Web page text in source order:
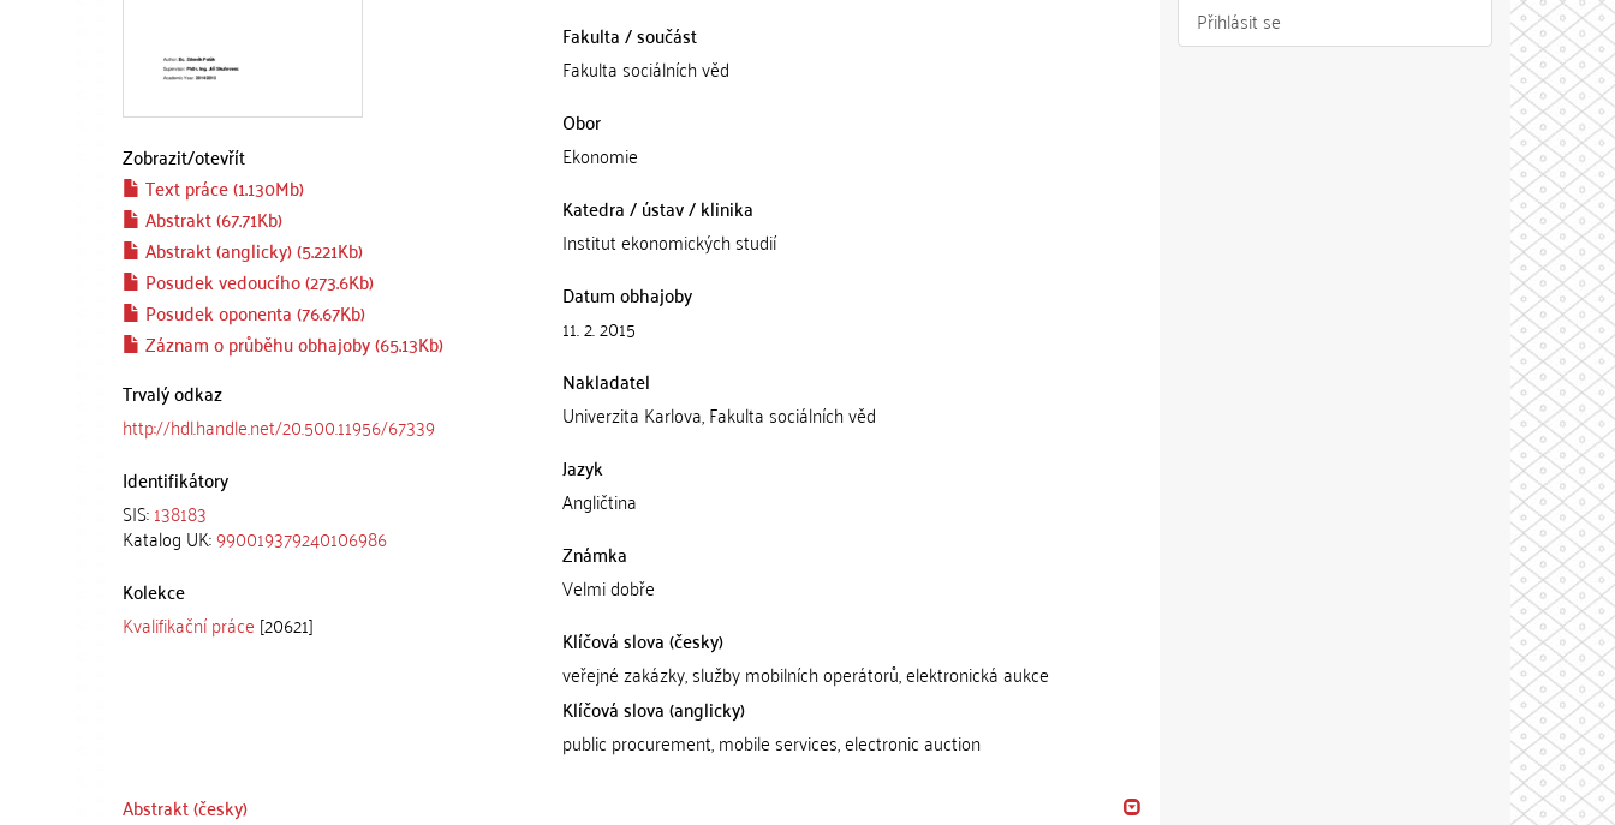
Zobrazit/otevřít
Text práce (1.130Mb)
Abstrakt (67.71Kb)
Abstrakt (anglicky) (5.221Kb)
Posudek vedoucího (273.6Kb)
Posudek oponenta (76.67Kb)
Záznam o průběhu obhajoby (65.13Kb)
Trvalý odkaz
http://hdl.handle.net/20.500.11956/67339
Identifikátory
SIS:138183
Katalog UK:990019379240106986
Kolekce
Kvalifikační práce [20621]
Fakulta / součást
Fakulta sociálních věd
Obor
Ekonomie
Katedra / ústav / klinika
Institut ekonomických studií
Datum obhajoby
11. 2. 2015
Nakladatel
Univerzita Karlova, Fakulta sociálních věd
Jazyk
Angličtina
Známka
Velmi dobře
Klíčová slova (česky)
veřejné zakázky, služby mobilních operátorů, elektronická aukce
Klíčová slova (anglicky)
public procurement, mobile services, electronic auction
Abstrakt (česky)
Přihlásit se